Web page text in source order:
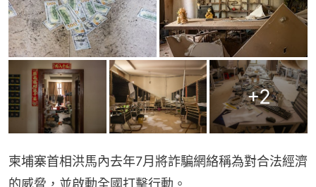
+2
柬埔寨首相洪馬內去年7月將詐騙網絡稱為對合法經濟
的威脅，並啟動全國打擊行動。